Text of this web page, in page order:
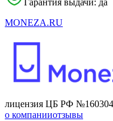
Гарантия выдачи: да
MONEZA.RU
лицензия ЦБ РФ
о компанииотзывы